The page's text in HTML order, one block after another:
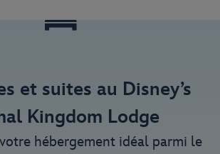
et suites au Disney’s
Kingdom Lodge
hébergement idéal parmi le